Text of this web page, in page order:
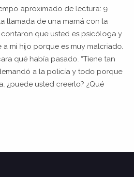
aproximado de lectura: 9
llamada de una mamá con la
que usted es psicóloga y
mi hijo porque es muy malcriado.
qué había pasado. “Tiene tan
a la policía y todo porque
¿puede usted creerlo? ¿Qué